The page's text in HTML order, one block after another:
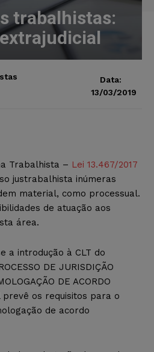
trabalhistas:
Data:
13/03/2019
Trabalhista – Lei 13.467/2017
justrabalhista inúmeras
material, como processual.
de atuação aos
área.
a introdução à CLT do
DE JURISDIÇÃO
DE ACORDO
prevê os requisitos para o
de acordo